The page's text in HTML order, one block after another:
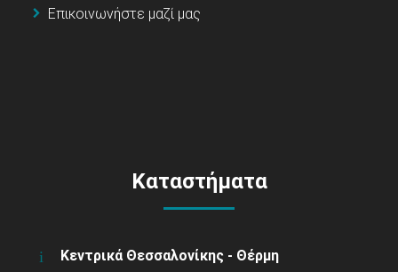
Επικοινωνήστε μαζί μας
Καταστήματα
Κεντρικά Θεσσαλονίκης - Θέρμη